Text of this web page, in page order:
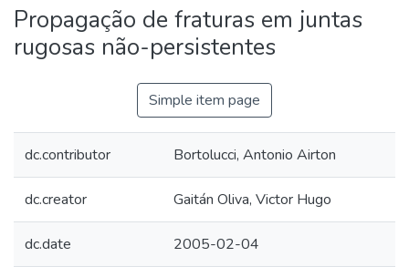
Statistics
Propagação de fraturas em juntas
rugosas não-persistentes
Simple item page
dc.contributor Bortolucci, Antonio Airton
dc.creator Gaitán Oliva, Victor Hugo
dc.date 2005-02-04